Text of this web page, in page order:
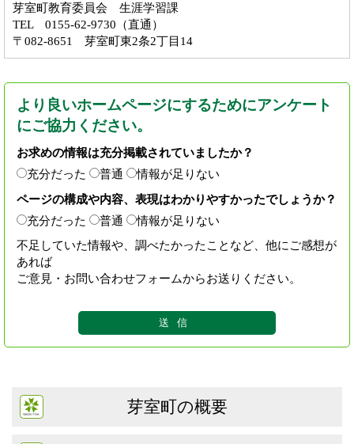
芽室町教育委員会 生涯学習課
TEL 0155-62-9730（直通）
〒082-8651 芽室町東2条2丁目14
より良いホームページにするためにアンケート
にご協力ください。
お求めの情報は充分掲載されていましたか？
充分だった
普通
情報が足りない
ページの構成や内容、表現はわかりやすかったでしょうか？
充分だった
普通
情報が足りない
不足していた情報や、調べたかったことなど、他にご感想が
あれば
ご意見・お問い合わせフォームからお送りください。
芽室町の概要